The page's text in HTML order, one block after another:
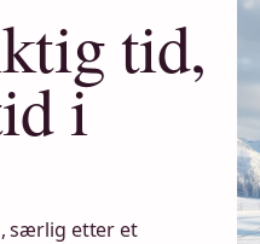
tid,
i
særlig etter et